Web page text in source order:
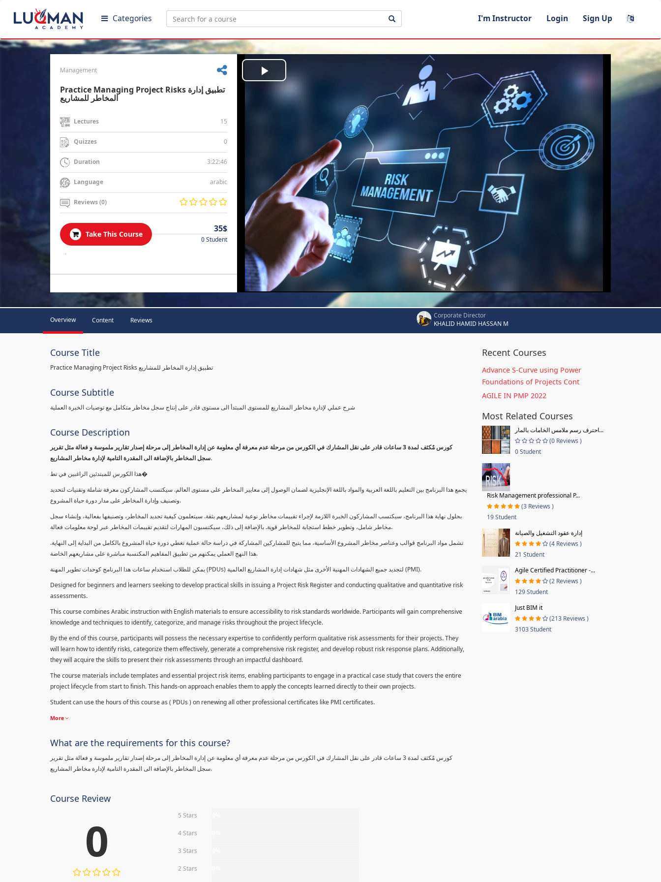
Categories I'm Instructor Login Sign Up
Management
Practice Managing Project Risks تطبيق إدارة
المخاطر للمشاريع
Lectures 15
Quizzes 0
Duration 3:22:46
Language arabic
Reviews (0)
Take This Course
35$
0 Student
.
Play
Video
Overview Content Reviews
Corporate Director
KHALID HAMID HASSAN M
Course Title
Practice Managing Project Risks تطبيق إدارة المخاطر للمشاريع
Course Subtitle
شرح عملي لإدارة مخاطر المشاريع للمستوى المبتدأ الى مستوى قادر على إنتاج سجل مخاطر متكامل مع توصيات الخبرة العملية
Course Description
كورس مٌكثف لمدة 3 ساعات قادر على نقل المشارك في الكورس من مرحلة عدم معرفة أي معلومة عن إدارة المخاطر إلى مرحلة إصدار تقارير ملموسة و فعالة مثل تقرير
سجل المخاطر بالإضافة الى المقدرة التامية لإدارة مخاطر المشاريع.
هذا الكورس للمبتدئين الراغبين في تط�
يجمع هذا البرنامج بين التعليم باللغة العربية والمواد باللغة الإنجليزية لضمان الوصول إلى معايير المخاطر على مستوى العالم. سيكتسب المشاركون معرفة شاملة وتقنيات لتحديد
وتصنيف وإدارة المخاطر على مدار دورة حياة المشروع.
بحلول نهاية هذا البرنامج، سيكتسب المشاركون الخبرة اللازمة لإجراء تقييمات مخاطر نوعية لمشاريعهم بثقة. سيتعلمون كيفية تحديد المخاطر، وتصنيفها بفعالية، وإنشاء سجل
مخاطر شامل، وتطوير خطط استجابة للمخاطر قوية. بالإضافة إلى ذلك، سيكتسبون المهارات لتقديم تقييمات المخاطر عبر لوحة معلومات فعالة.
تشمل مواد البرنامج قوالب وعناصر مخاطر المشروع الأساسية، مما يتيح للمشاركين المشاركة في دراسة حالة عملية تغطي دورة حياة المشروع بالكامل من البداية إلى النهاية.
هذا النهج العملي يمكنهم من تطبيق المفاهيم المكتسبة مباشرة على مشاريعهم الخاصة.
يمكن للطلاب استخدام ساعات هذا البرنامج كوحدات تطوير المهنة (PDUs) لتجديد جميع الشهادات المهنية الأخرى مثل شهادات إدارة المشاريع العالمية (PMI).
Designed for beginners and learners seeking to develop practical skills in issuing a Project Risk Register and conducting qualitative and quantitative risk
assessments.
This course combines Arabic instruction with English materials to ensure accessibility to risk standards worldwide. Participants will gain comprehensive
knowledge and techniques to identify, categorize, and manage risks throughout the project lifecycle.
By the end of this course, participants will possess the necessary expertise to confidently perform qualitative risk assessments for their projects. They
will learn how to identify risks, categorize them effectively, generate a comprehensive risk register, and develop robust risk response plans. Additionally,
they will acquire the skills to present their risk assessments through an impactful dashboard.
The course materials include templates and essential project risk items, enabling participants to engage in a practical case study that covers the entire
project lifecycle from start to finish. This hands-on approach enables them to apply the concepts learned directly to their own projects.
Student can use the hours of this course as ( PDUs ) on renewing all other professional certificates like PMI certificates.
More
What are the requirements for this course?
كورس مٌكثف لمدة 3 ساعات قادر على نقل المشارك في الكورس من مرحلة عدم معرفة أي معلومة عن إدارة المخاطر إلى مرحلة إصدار تقارير ملموسة و فعالة مثل تقرير
سجل المخاطر بالإضافة الى المقدرة التامية لإدارة مخاطر المشاريع.
Course Review
0 5 Stars
4 Stars
3 Stars
2 Stars
Recent Courses
Advance S-Curve using Power
Foundations of Projects Cont
AGILE IN PMP 2022
Most Related Courses
احترف رسم ملامس الخامات بالمار...
(0 Reviews )
0 Student
Risk Management professional P...
(3 Reviews )
19 Student
إدارة عقود التشغيل والصيانة
(4 Reviews )
21 Student
Agile Certified Practitioner -...
(2 Reviews )
129 Student
Just BIM it
(213 Reviews )
3103 Student